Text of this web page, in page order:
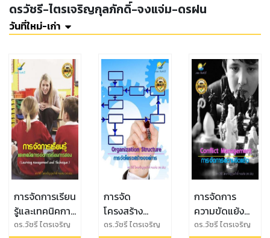
ดรวัชรี-ไตรเจริญกุลภักดิ์-จงแจ่ม-ดรฝน
วันที่ใหม่-เก่า
การจัดการเรียน
รู้และเทคนิคการ
จัดการเรียนการ
ดร.วัชรี ไตรเจริญ
การจัด
โครงสร้าง
องค์การ
ดร.วัชรี ไตรเจริญ
การจัดการ
ความขัดแย้ง
(Conflict
ดร.วัชรี ไตรเจริญ